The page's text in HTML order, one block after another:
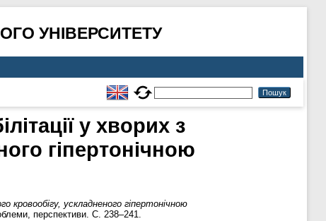
УНІВЕРСИТЕТУ
у хворих з
гіпертонічною
кровообігу, ускладненого гіпертонічною
перспективи. С. 238–241.